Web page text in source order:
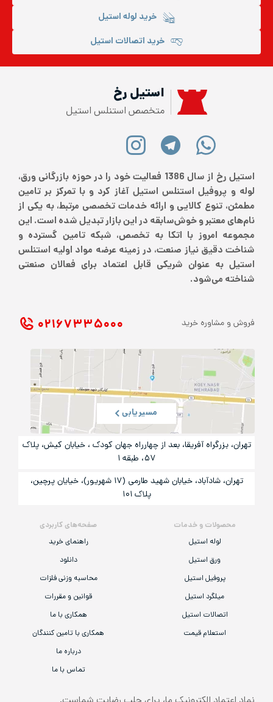
خرید لوله استیل
خرید اتصالات استیل
استیل رخ
متخصص استنلس استیل
استیل رخ از سال 1386 فعالیت خود را در حوزه بازرگانی ورق،
لوله و پروفیل استنلس استیل آغاز کرد و با تمرکز بر تامین
مطمئن، تنوع کالایی و ارائه خدمات تخصصی مرتبط، به یکی از
نام‌های معتبر و خوش‌سابقه در این بازار تبدیل شده است. این
مجموعه امروز با اتکا به تخصص، شبکه تامین گسترده و
شناخت دقیق نیاز صنعت، در زمینه عرضه مواد اولیه استنلس
استیل به عنوان شریکی قابل اعتماد برای فعالان صنعتی
شناخته می‌شود.
محصولات و خدمات
لوله استیل
ورق استیل
پروفیل استیل
میلگرد استیل
اتصالات استیل
استعلام قیمت
صفحه‌های کاربردی
راهنمای خرید
دانلود
محاسبه وزنی فلزات
قوانین و مقررات
همکاری با ما
همکاری با تامین کنندگان
درباره ما
تماس با ما
فروش و مشاوره خرید ۰۲۱ ۶۷۳۳۵۰۰۰
مسیریابی
تهران، بزرگراه آفریقا، بعد از چهارراه جهان کودک ، خیابان کیش، پلاک
۵۷، طبقه ۱
تهران، شادآباد، خیابان شهید طارمی (۱۷ شهریور)، خیایان پرچین،
پلاک ۱۰۱